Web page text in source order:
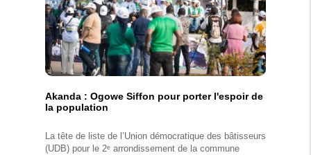
Akanda : Ogowe Siffon pour porter l'espoir de
la population
La tête de liste de l’Union démocratique des bâtisseurs
(UDB) pour le 2ᵉ arrondissement de la commune